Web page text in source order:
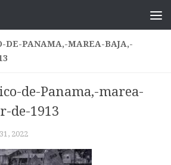
DE-PANAMA,-MAREA-BAJA,-
de-Panama,-marea-
de-1913
2022